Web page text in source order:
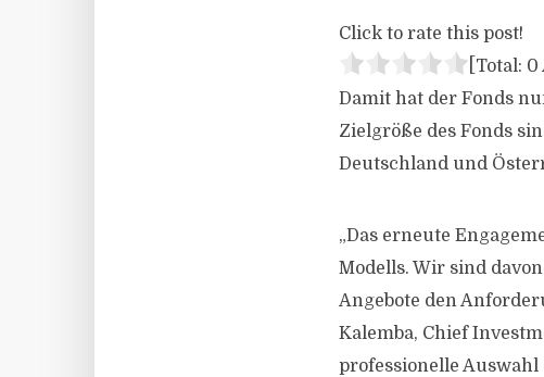
Click to rate this post!
[Total: 0
Damit hat der Fonds
Zielgröße des Fonds
Deutschland und
„Das erneute
Modells. Wir sind
Angebote den
Kalemba, Chief
professionelle